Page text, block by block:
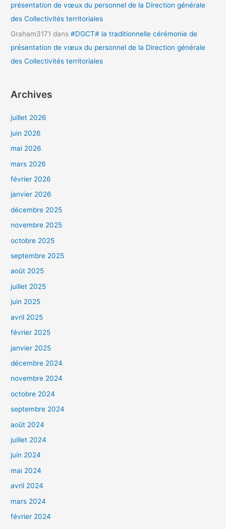
présentation de vœux du personnel de la Direction générale
des Collectivités territoriales
Graham3171 dans#DGCT# la traditionnelle cérémonie de
présentation de vœux du personnel de la Direction générale
des Collectivités territoriales
Archives
juillet 2026
juin 2026
mai 2026
mars 2026
février 2026
janvier 2026
décembre 2025
novembre 2025
octobre 2025
septembre 2025
août 2025
juillet 2025
juin 2025
avril 2025
février 2025
janvier 2025
décembre 2024
novembre 2024
octobre 2024
septembre 2024
août 2024
juillet 2024
juin 2024
mai 2024
avril 2024
mars 2024
février 2024